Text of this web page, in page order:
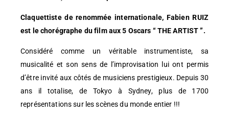
Claquettiste de renommée internationale, Fabien RUIZ
est le chorégraphe du film aux 5 Oscars “ THE ARTIST ”.
Considéré comme un véritable instrumentiste, sa
musicalité et son sens de l’improvisation lui ont permis
d’être invité aux côtés de musiciens prestigieux. Depuis 30
ans il totalise, de Tokyo à Sydney, plus de 1700
représentations sur les scènes du monde entier !!!